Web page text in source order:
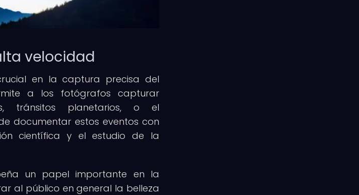
velocidad
en la captura precisa del
a los fotógrafos capturar
tránsitos planetarios, o el
documentar estos eventos con
científica y el estudio de la
un papel importante en la
al público en general la belleza